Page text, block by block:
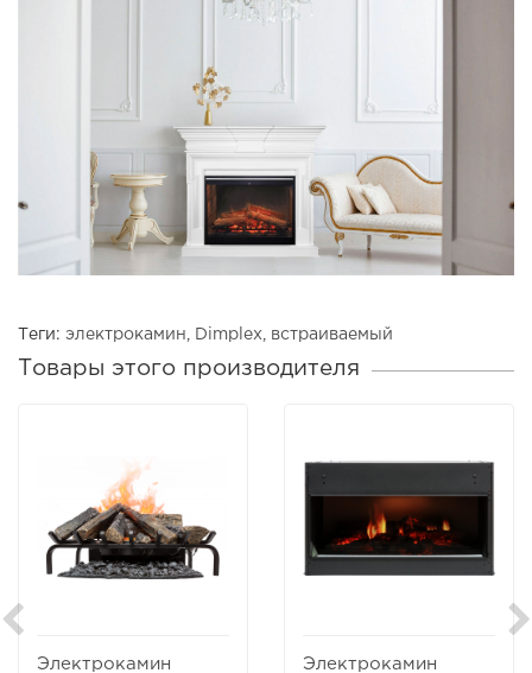
Теги: электрокамин Dimplex встраиваемый
Товары этого производителя
Электрокамин
Электрокамин